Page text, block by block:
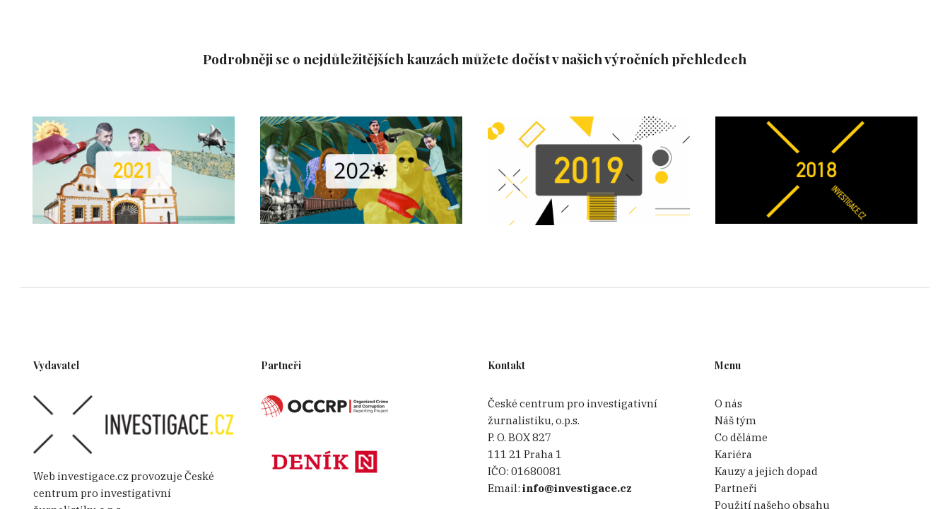
Podrobněji se o nejdůležitějších kauzách můžete dočíst v našich výročních přehledech
Vydavatel
Web investigace.cz provozuje České
centrum pro investigativní
Partneři Kontakt
České centrum pro investigativní
žurnalistiku, o.p.s.
P. O. BOX 827
111 21 Praha 1
IČO: 01680081
Email: info@investigace.cz
Menu
O nás
Náš tým
Co děláme
Kariéra
Kauzy a jejich dopad
Partneři
Použití našeho obsahu